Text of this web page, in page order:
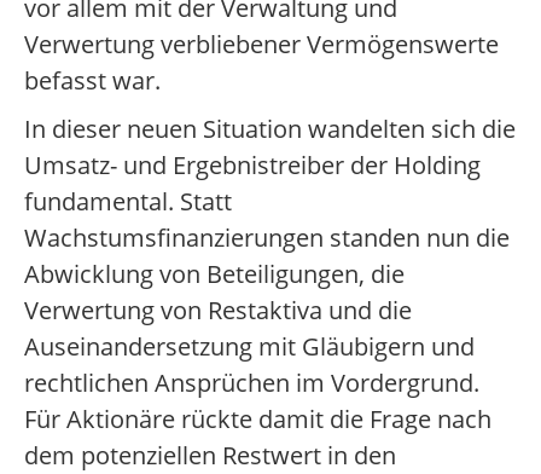
vor allem mit der Verwaltung und
Verwertung verbliebener Vermögenswerte
befasst war.
In dieser neuen Situation wandelten sich die
Umsatz- und Ergebnistreiber der Holding
fundamental. Statt
Wachstumsfinanzierungen standen nun die
Abwicklung von Beteiligungen, die
Verwertung von Restaktiva und die
Auseinandersetzung mit Gläubigern und
rechtlichen Ansprüchen im Vordergrund.
Für Aktionäre rückte damit die Frage nach
dem potenziellen Restwert in den